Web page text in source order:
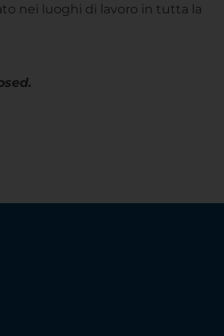
nei luoghi di lavoro in tutta la